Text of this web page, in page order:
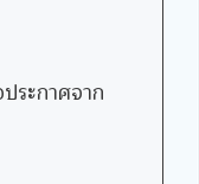
ระกาศจาก